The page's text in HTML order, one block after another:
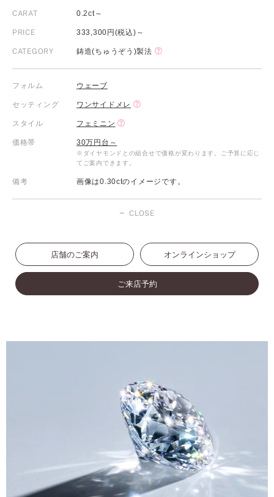
CARAT 0.2ct～
PRICE 333,300円(税込)～
CATEGORY 鋳造(ちゅうぞう)製法
フォルム ウェーブ
セッティング ワンサイドメレ
スタイル フェミニン
価格帯 30万円台～
※ダイヤモンドとの組合せで価格が変わります。ご予算に応じ
てご案内できます。
備考 画像は0.30ctのイメージです。
CLOSE
店舗のご案内 オンラインショップ
ご来店予約